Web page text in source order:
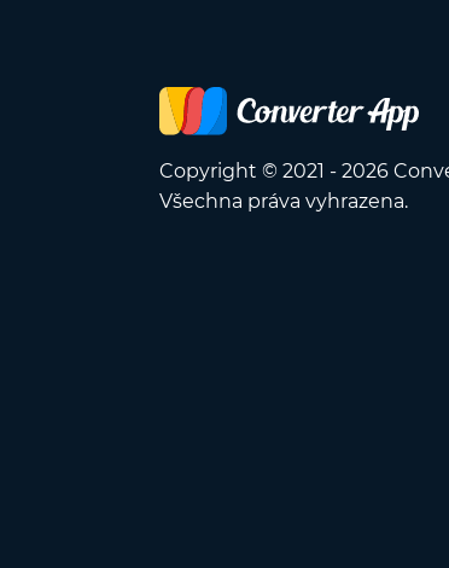
Copyright © 2021 - 2026
Všechna práva vyhrazena.